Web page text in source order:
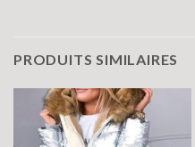
PRODUITS SIMILAIRES